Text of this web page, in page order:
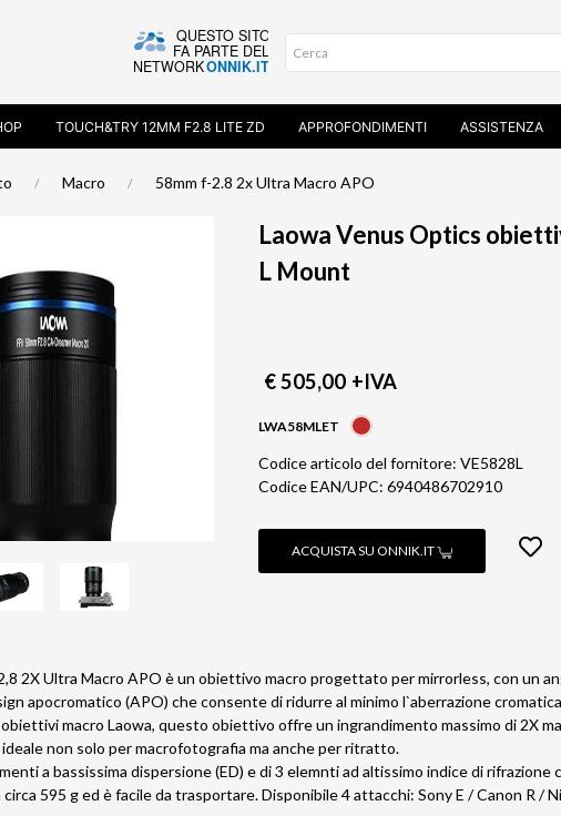
TOUCH&TRY 12MM F2.8 LITE ZD APPROFONDIMENTI ASSISTENZA
Macro 58mm f-2.8 2x Ultra Macro APO
Laowa Venus Optics obiettivo 58mm f/
L Mount
€ 505,00 +IVA
LWA58MLET
Codice articolo del fornitore: VE5828L
Codice EAN/UPC: 6940486702910
ACQUISTA SU ONNIK.IT
2X Ultra Macro APO è un obiettivo macro progettato per mirrorless, con un
apocromatico (APO) che consente di ridurre al minimo l`aberrazione
macro Laowa, questo obiettivo offre un ingrandimento massimo di 2X
non solo per macrofotografia ma anche per ritratto.
a bassissima dispersione (ED) e di 3 elemnti ad altissimo indice di
595 g ed è facile da trasportare. Disponibile 4 attacchi: Sony E / Canon R /